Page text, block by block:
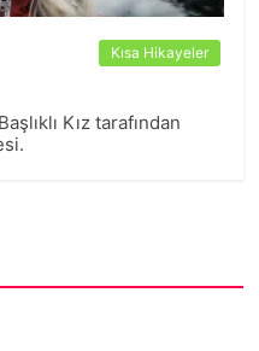
Kısa Hikayeler
Kız tarafından